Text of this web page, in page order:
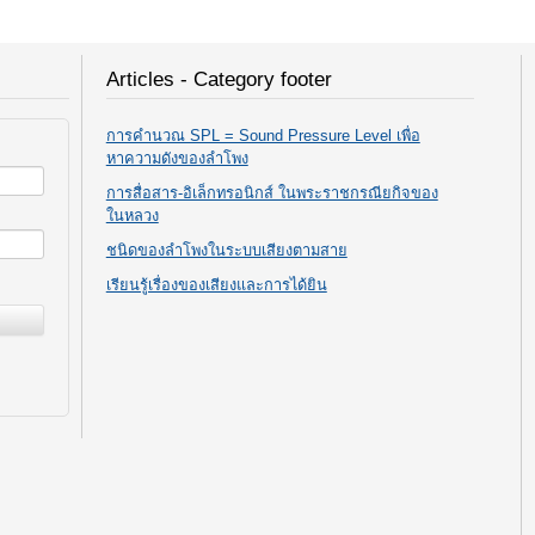
Articles - Category footer
การคำนวณ SPL = Sound Pressure Level เพื่อ
หาความดังของลำโพง
การสื่อสาร-อิเล็กทรอนิกส์ ในพระราชกรณียกิจของ
ในหลวง
ชนิดของลำโพงในระบบเสียงตามสาย
เรียนรู้เรื่องของเสียงและการได้ยิน